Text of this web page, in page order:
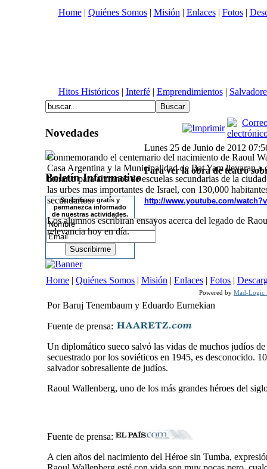
Home| Quiénes Somos| Misión | Enlaces| Fotos|
Hitos Históricos| Interfé| Emprendimientos|
Novedades
Conmemorando el centernario del nacimiento de Raoul
Casa Argentina y la Municipalidad de Bat Yam llevaran a
literario para alumnos de escuelas secundarias de la
las urbes mas importantes de Israel, con 130,000
secundarios.
Los alumnos escribiran ensayos acerca del legado de
relevancia hoy en día.
Por Baruj Tenembaum y Eduardo Eurnekian
Fuente de prensa:
Un diplomático sueco salvó las vidas de muchos judíos
secuestrado por los soviéticos en 1945, es desconocido.
salvador sobresaliente de judíos.
Raoul Wallenberg, uno de los más grandes héroes del
Fuente de prensa:
A cien años del nacimiento del Héroe sin Tumba,
Boletín Informativo
Suscribase gratís y
permanezca informado
de nuestras actividades.
Lunes 25 de Junio de 2012
Para ver la obra de teatro
http://www.youtube.com/watch?
Home | Quiénes Somos | Misión | Enlaces | Fotos |
Powered by Mad-Logic